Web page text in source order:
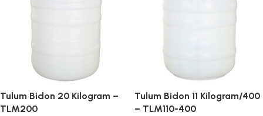
Tulum Bidon 20 Kilogram –
TLM200
Tulum Bidon 11 Kilogram/400
– TLM110-400